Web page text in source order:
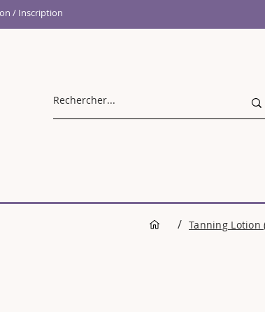
/ Inscription
/ Tanning Lotion